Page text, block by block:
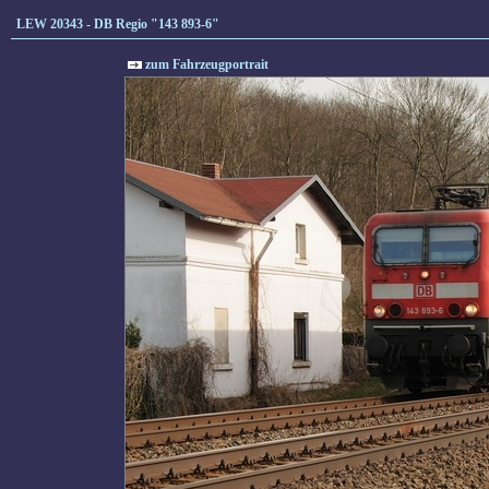
LEW 20343 - DB Regio "143 893-6"
zum Fahrzeugportrait